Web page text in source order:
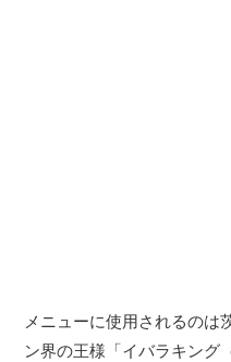
メニューに使用されるのは
ン界の王様「イバラキング